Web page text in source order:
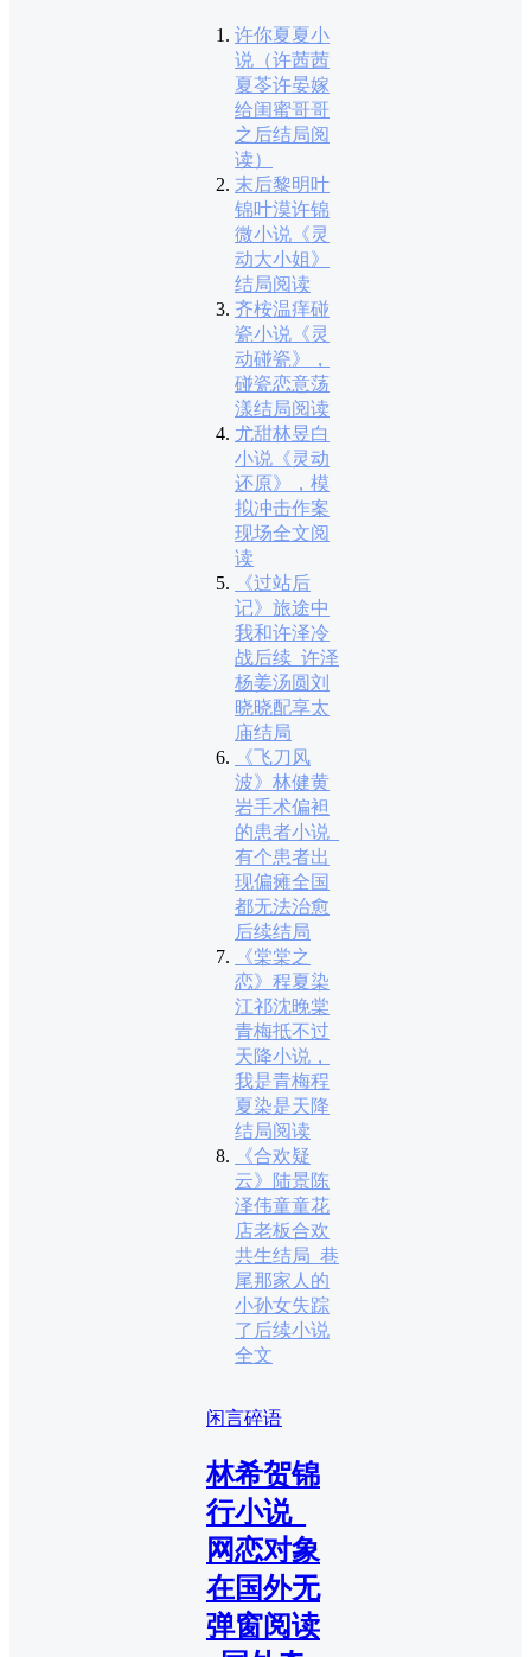
许你夏夏小
说（许茜茜
夏苓许晏嫁
给闺蜜哥哥
之后结局阅
读）
末后黎明叶
锦叶漠许锦
微小说《灵
动大小姐》
结局阅读
齐桉温痒碰
瓷小说《灵
动碰瓷》，
碰瓷恋意荡
漾结局阅读
尤甜林昱白
小说《灵动
还原》，模
拟冲击作案
现场全文阅
读
《过站后
记》旅途中
我和许泽冷
战后续_许泽
杨姜汤圆刘
晓晓配享太
庙结局
《飞刀风
波》林健黄
岩手术偏袒
的患者小说_
有个患者出
现偏瘫全国
都无法治愈
后续结局
《棠棠之
恋》程夏染
江祁沈晚棠
青梅抵不过
天降小说，
我是青梅程
夏染是天降
结局阅读
《合欢疑
云》陆景陈
泽伟童童花
店老板合欢
共生结局_巷
尾那家人的
小孙女失踪
了后续小说
全文
闲言碎语
林希贺锦
行小说_
网恋对象
在国外无
弹窗阅读